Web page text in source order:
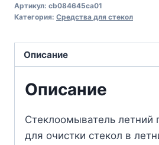
Артикул: cb084645ca01
Категория: Средства для стекол
Описание
Описание
Стеклоомыватель летний
для очистки стекол в